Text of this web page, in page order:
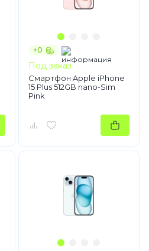
+0
Под заказ
Смартфон Apple iPhone
15 Plus 512GB nano-Sim
Pink